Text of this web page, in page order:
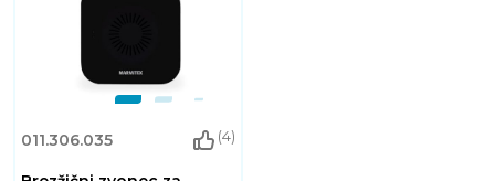
011.306.035 (4)